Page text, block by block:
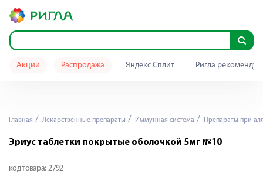
Акции Распродажа Яндекс Сплит Ригла
Главная Лекарственные препараты Иммунная система Препараты при
Эриус таблетки покрытые оболочкой 5мг №10
код товара: 2792